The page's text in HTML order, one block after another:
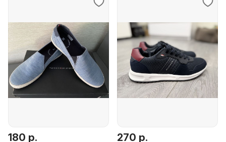
180 р. 270 р.